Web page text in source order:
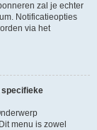
zal je echter
Notificatieopties
via het
specifieke
menu is zowel